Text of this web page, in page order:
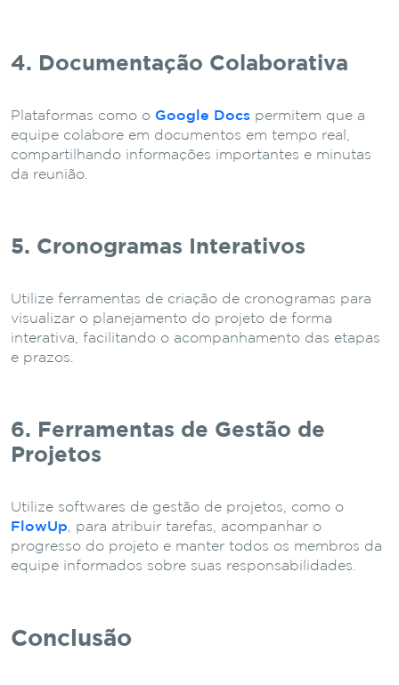
4. Documentação Colaborativa
Plataformas como o Google Docs permitem que a
equipe colabore em documentos em tempo real,
compartilhando informações importantes e minutas
da reunião.
5. Cronogramas Interativos
Utilize ferramentas de criação de cronogramas para
visualizar o planejamento do projeto de forma
interativa, facilitando o acompanhamento das etapas
e prazos.
6. Ferramentas de Gestão de
Projetos
Utilize softwares de gestão de projetos, como o
FlowUp, para atribuir tarefas, acompanhar o
progresso do projeto e manter todos os membros da
equipe informados sobre suas responsabilidades.
Conclusão